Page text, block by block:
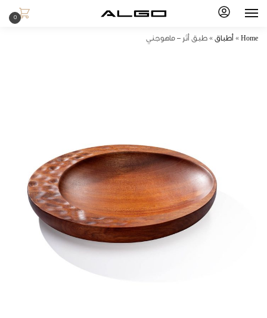
0
Home
» أطباق » طبق أثر – ماهوجني